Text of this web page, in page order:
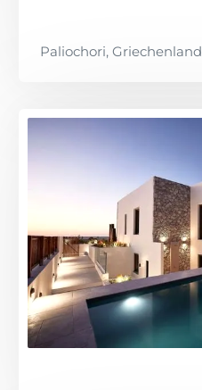
Paliochori, Griechenland